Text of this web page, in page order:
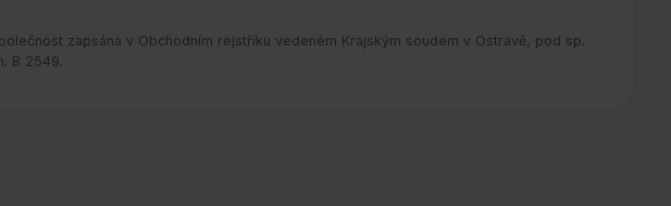
zapsána v Obchodním rejstříku vedeném Krajským soudem v Ostravě, pod sp.
B 2549.